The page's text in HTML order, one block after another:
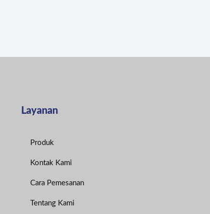
Layanan
Produk
Kontak Kami
Cara Pemesanan
Tentang Kami